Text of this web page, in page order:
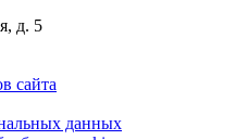
д. 5
сайта
данных